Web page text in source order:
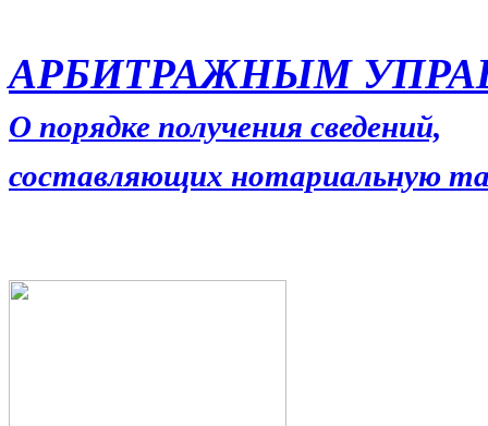
АРБИТРАЖНЫМ
О порядке получения сведений,
составляющих нотариальную